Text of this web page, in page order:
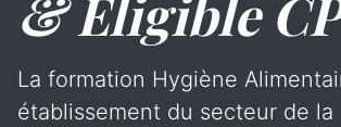
& Eligible
La formation Hygiène
établissement du secteur de